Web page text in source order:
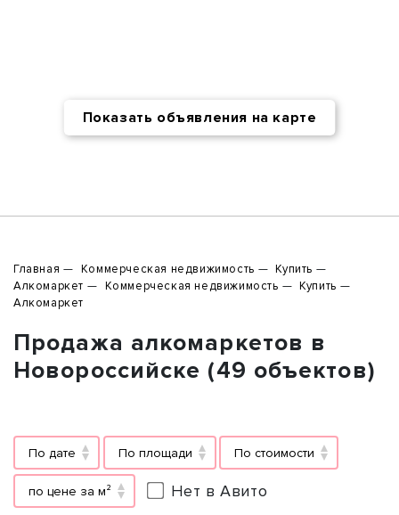
Показать объявления на карте
Главная Коммерческая недвижимость
Купить
Алкомаркет
Коммерческая недвижимость
Купить
Алкомаркет
Продажа алкомаркетов в
Новороссийске (49 объектов)
По дате По площади По стоимости
по цене за м² Нет в Авито